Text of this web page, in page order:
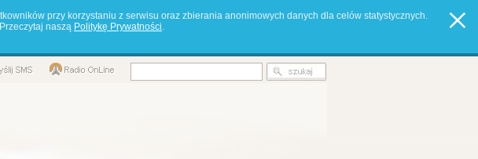
przy korzystaniu z serwisu oraz zbierania anonimowych danych dla celów statystycznych.
naszą Politykę Prywatności.